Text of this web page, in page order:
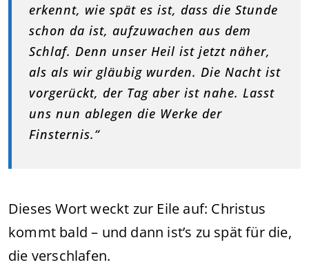
erkennt, wie spät es ist, dass die Stunde
schon da ist, aufzuwachen aus dem
Schlaf. Denn unser Heil ist jetzt näher,
als als wir gläubig wurden. Die Nacht ist
vorgerückt, der Tag aber ist nahe. Lasst
uns nun ablegen die Werke der
Finsternis.“
Dieses Wort weckt zur Eile auf: Christus
kommt bald – und dann ist’s zu spät für die,
die verschlafen.